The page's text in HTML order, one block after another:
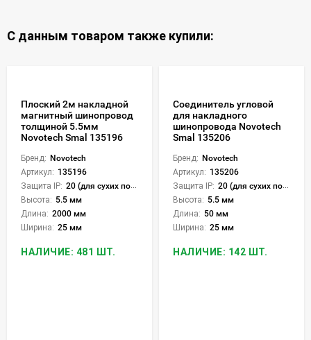
С данным товаром также купили:
Плоский 2м накладной
магнитный шинопровод
толщиной 5.5мм
Novotech Smal 135196
Бренд: Novotech
Артикул: 135196
Защита IP: 20 (для сухих пом.)
Высота: 5.5 мм
Длина: 2000 мм
Ширина: 25 мм
НАЛИЧИЕ: 481 ШТ.
Соединитель угловой
для накладного
шинопровода Novotech
Smal 135206
Бренд: Novotech
Артикул: 135206
Защита IP: 20 (для сухих пом.)
Высота: 5.5 мм
Длина: 50 мм
Ширина: 25 мм
НАЛИЧИЕ: 142 ШТ.